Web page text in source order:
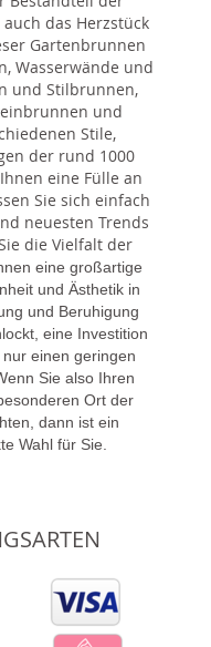
das Herzstück
Gartenbrunnen
Wasserwände und
und Stilbrunnen,
und
Stile,
der rund 1000
eine Fülle an
Sie sich einfach
neuesten Trends
die Vielfalt der
eine großartige
und Ästhetik in
und Beruhigung
eine Investition
einen geringen
Sie also Ihren
Ort der
dann ist ein
Wahl für Sie.